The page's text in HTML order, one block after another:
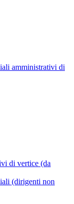
amministrativi di
di vertice (da
(dirigenti non